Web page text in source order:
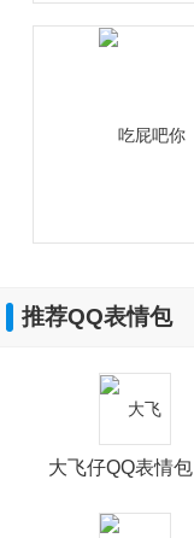
推荐QQ表情包
大飞仔QQ表情包